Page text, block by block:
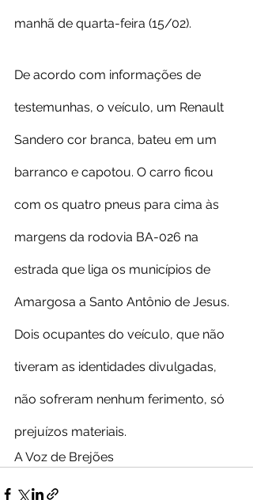
manhã de quarta-feira (15/02).
De acordo com informações de
testemunhas, o veículo, um Renault
Sandero cor branca, bateu em um
barranco e capotou. O carro ficou
com os quatro pneus para cima às
margens da rodovia BA-026 na
estrada que liga os municípios de
Amargosa a Santo Antônio de Jesus.
Dois ocupantes do veículo, que não
tiveram as identidades divulgadas,
não sofreram nenhum ferimento, só
prejuízos materiais.
A Voz de Brejões